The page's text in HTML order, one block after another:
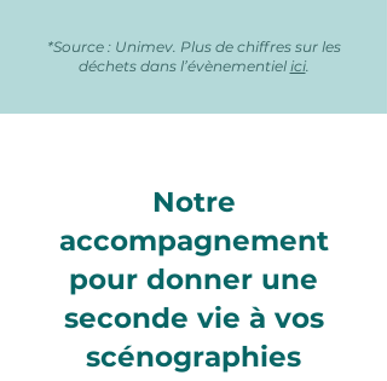
*Source : Unimev. Plus de chiffres sur les
déchets dans l’évènementiel ici.
Notre
accompagnement
pour donner une
seconde vie à vos
scénographies